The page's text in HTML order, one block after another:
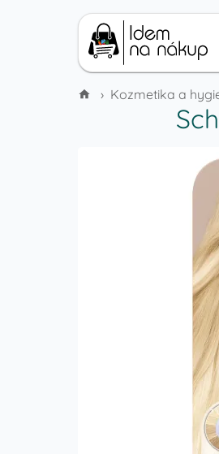
› Kozmetika a